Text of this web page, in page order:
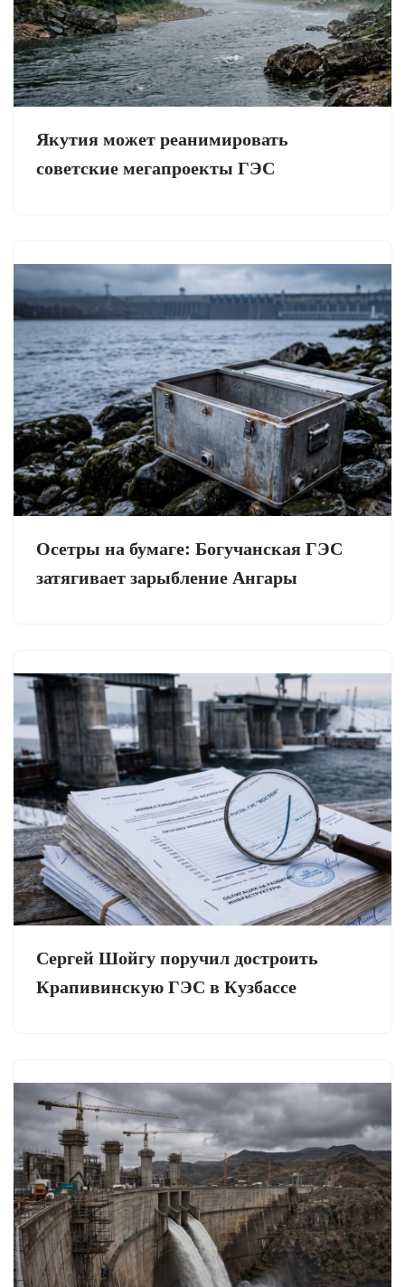
Якутия может реанимировать
советские мегапроекты ГЭС
Осетры на бумаге: Богучанская ГЭС
затягивает зарыбление Ангары
Сергей Шойгу поручил достроить
Крапивинскую ГЭС в Кузбассе